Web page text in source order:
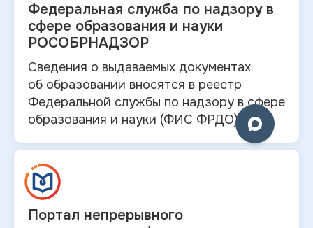
Федеральная служба по надзору в
сфере образования и науки
РОСОБРНАДЗОР
Сведения о выдаваемых документах
об образовании вносятся в реестр
Федеральной службы по надзору в сфере
образования и науки (ФИС ФРДО).
Портал непрерывного